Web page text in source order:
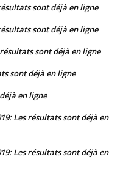
sont déjà en ligne
sont déjà en ligne
résultats sont déjà en ligne
sont déjà en ligne
en ligne
Les résultats sont déjà en
Les résultats sont déjà en